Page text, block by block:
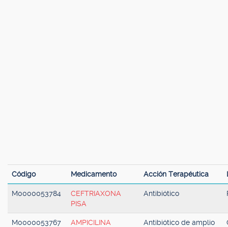
Código Medicamento Acción Terapéutica
M0000053784
CEFTRIAXONA
PISA
Antibiótico
M0000053767
AMPICILINA
Antibiótico de amplio